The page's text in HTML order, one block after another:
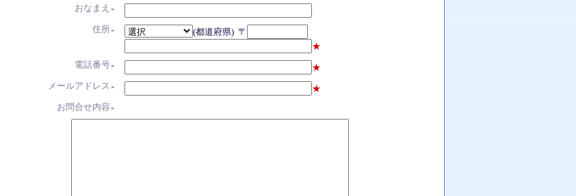
おなまえ
住所
(都道府県) 〒
★
電話番号
★
メールアドレス
★
お問合せ内容